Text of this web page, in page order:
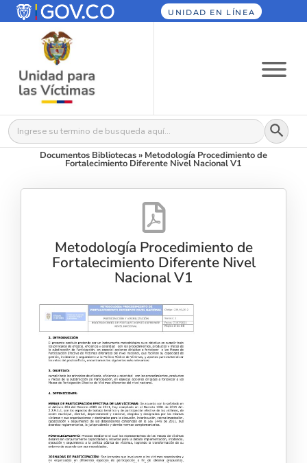
UNIDAD EN LÍNEA
Buscar: Botón
Documentos Bibliotecas» Metodología Procedimiento de
Fortalecimiento Diferente Nivel Nacional V1
Metodología Procedimiento de
Fortalecimiento Diferente Nivel
Nacional V1